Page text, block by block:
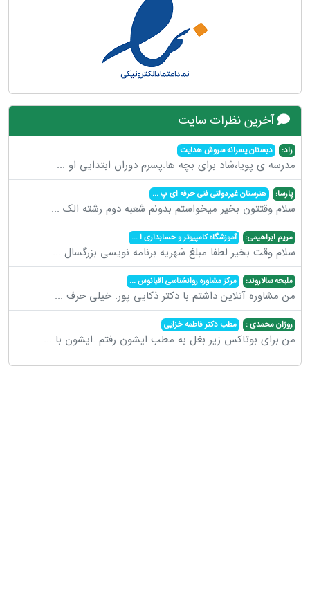
آخرین نظرات سایت
راد: دبستان پسرانه سروش هدایت
مدرسه ی پویا،شاد برای بچه ها.پسرم دوران ابتدایی او ...
پارسا: هنرستان غیردولتی فنی حرفه ای پ...
سلام وقتتون بخیر میخواستم بدونم شعبه دوم رشته الک ...
مریم ابراهیمی: آموزشگاه کامپیوتر و حسابداری ا...
سلام وقت بخیر لطفا مبلغ شهریه برنامه نویسی بزرگسال ...
ملیحه سالاروند: مرکز مشاوره روانشناسی اقیانوس...
من مشاوره آنلاین داشتم با دکتر ذکایی پور. خیلی حرف ...
روژان محمدی : مطب دکتر فاطمه خزایی
من برای بوتاکس زیر بغل به مطب ایشون رفتم .ایشون با ...